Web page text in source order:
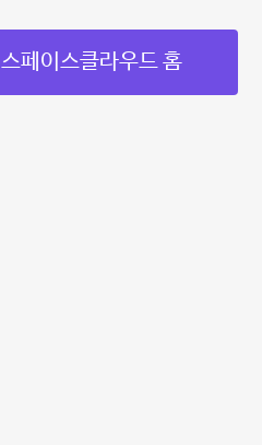
스페이스클라우드 홈